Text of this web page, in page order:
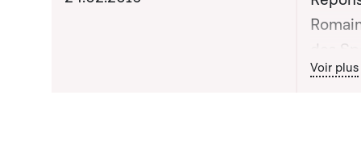
des
Voir plus